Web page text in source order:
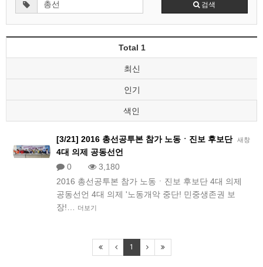
검색
Total 1
최신
인기
색인
새창
[3/21] 2016 총선공투본 참가 노동ㆍ진보 후보단
4대 의제 공동선언
0
3,180
2016 총선공투본 참가 노동ㆍ진보 후보단 4대 의제
공동선언 4대 의제 '노동개악 중단! 민중생존권 보
장!…
더보기
1